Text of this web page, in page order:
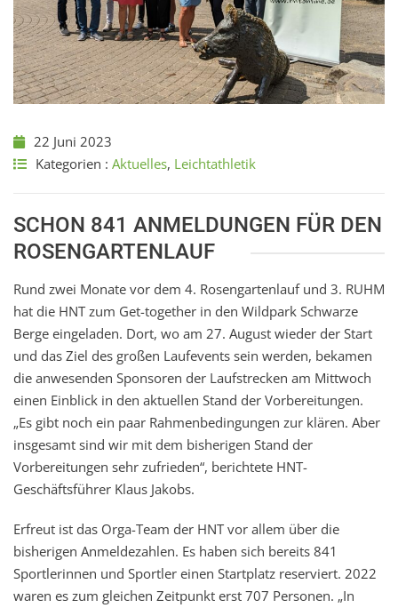
22 Juni 2023
Kategorien : Aktuelles, Leichtathletik
SCHON 841 ANMELDUNGEN FÜR DEN
ROSENGARTENLAUF
Rund zwei Monate vor dem 4. Rosengartenlauf und 3. RUHM
hat die HNT zum Get-together in den Wildpark Schwarze
Berge eingeladen. Dort, wo am 27. August wieder der Start
und das Ziel des großen Laufevents sein werden, bekamen
die anwesenden Sponsoren der Laufstrecken am Mittwoch
einen Einblick in den aktuellen Stand der Vorbereitungen.
„Es gibt noch ein paar Rahmenbedingungen zur klären. Aber
insgesamt sind wir mit dem bisherigen Stand der
Vorbereitungen sehr zufrieden“, berichtete HNT-
Geschäftsführer Klaus Jakobs.
Erfreut ist das Orga-Team der HNT vor allem über die
bisherigen Anmeldezahlen. Es haben sich bereits 841
Sportlerinnen und Sportler einen Startplatz reserviert. 2022
waren es zum gleichen Zeitpunkt erst 707 Personen. „In